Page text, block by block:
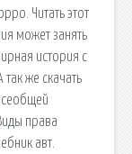
Читать этот
может занять
история с
же скачать
права
авт.